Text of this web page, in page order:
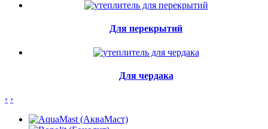
Для перекрытий
Для чердака
‹ ›